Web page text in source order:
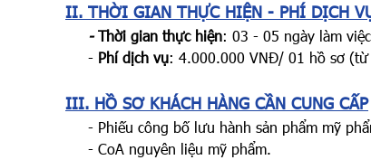
II. THỜI GIAN THỰC HIỆN - PHÍ DỊCH
-Thời gian thực hiện: 03 - 05 ngày làm
- Phí dịch vụ: 4.000.000 VNĐ/ 01 hồ sơ
III. HỒ SƠ KHÁCH HÀNG CẦN CUNG CẤP
- Phiếu công bố lưu hành sản phẩm mỹ
- CoA nguyên liệu mỹ phẩm.